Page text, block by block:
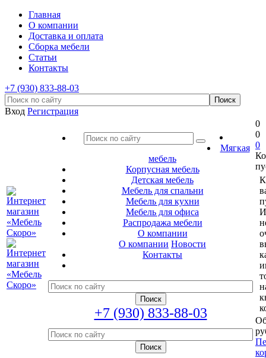
Главная
О компании
Доставка и оплата
Сборка мебели
Статьи
Контакты
+7 (930) 833-88-03
Вход Регистрация
Мягкая
мебель
Корпусная мебель
Детская мебель
Мебель для спальни
Мебель для кухни
Мебель для офиса
Распродажа мебели
О компании
О компании Новости
Контакты
+7 (930) 833-88-03
0
0
0